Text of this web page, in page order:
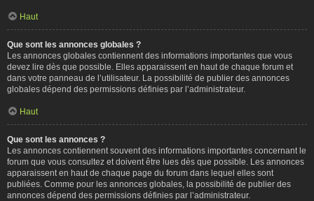
Haut
Que sont les annonces globales ?
Les annonces globales contiennent des informations importantes que vous
devez lire dès que possible. Elles apparaissent en haut de chaque forum et
dans votre panneau de l’utilisateur. La possibilité de publier des annonces
globales dépend des permissions définies par l’administrateur.
Haut
Que sont les annonces ?
Les annonces contiennent souvent des informations importantes concernant le
forum que vous consultez et doivent être lues dès que possible. Les annonces
apparaissent en haut de chaque page du forum dans lequel elles sont
publiées. Comme pour les annonces globales, la possibilité de publier des
annonces dépend des permissions définies par l’administrateur.